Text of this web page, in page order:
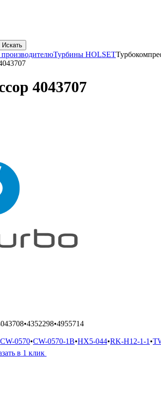
Искать
Турбины HOLSET
4043707
•4352298•4955714
CW-0570•CW-0570-1B•HX5-044•RK-H12-1-1 •
в 1 клик